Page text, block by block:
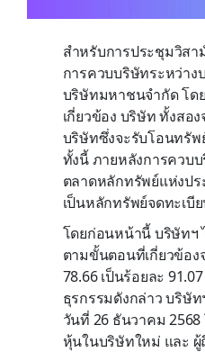
สำหรับการประชุมวิส
การควบบริษัทระหว่า
บริษัทมหาชนจำกัด โด
เกี่ยวข้อง บริษัท ทั้งส
บริษัทซึ่งจะรับโอนทรั
ทั้งนี้ ภายหลังการควบ
ตลาดหลักทรัพย์แห่งปร
เป็นหลักทรัพย์จดทะเบี
โดยก่อนหน้านี้ บริษัทฯ
ตามขั้นตอนที่เกี่ยวข้อง
78.66 เป็นร้อยละ
ธุรกรรมดังกล่าว บริษั
วันที่ 26 ธันวาคม
หุ้นในบริษัทใหม่ และ ผู้